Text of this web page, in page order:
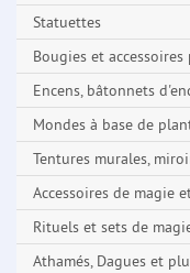
Statuettes
Bougies et
Encens, bâtonnets
Mondes à base de
Tentures murales,
Accessoires de magie
Rituels et sets de
Athamés, Dagues et